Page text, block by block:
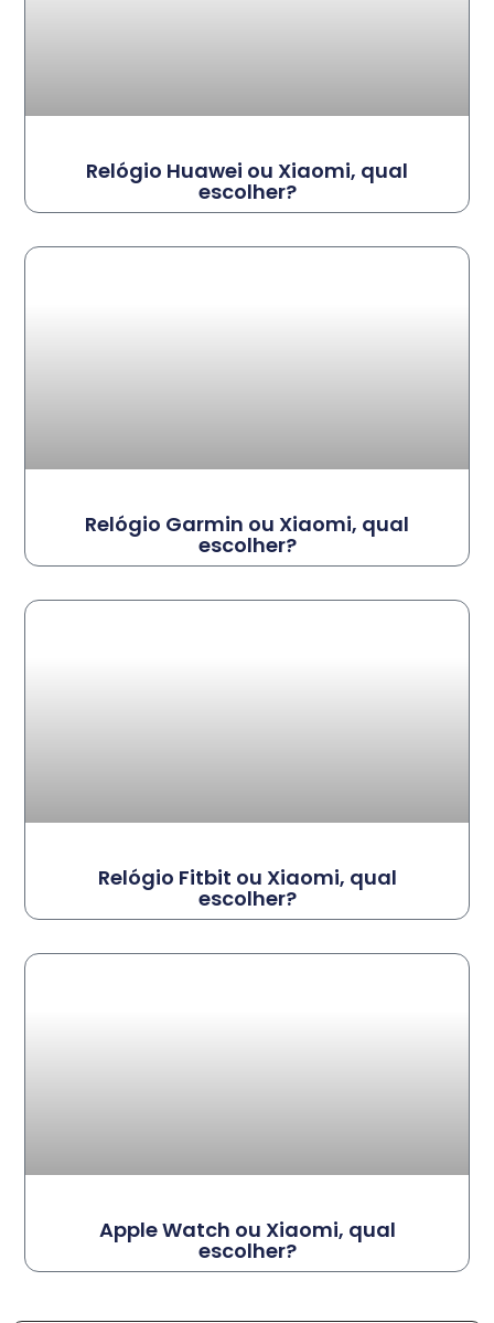
Relógio Huawei ou Xiaomi, qual
escolher?
Relógio Garmin ou Xiaomi, qual
escolher?
Relógio Fitbit ou Xiaomi, qual
escolher?
Apple Watch ou Xiaomi, qual
escolher?